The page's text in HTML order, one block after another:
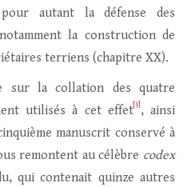
pour autant la défense des
la construction de
terriens (chapitre XX).
sur la collation des quatre
utilisés à cet effet[1], ainsi
manuscrit conservé à
remontent au célèbre codex
qui contenait quinze autres